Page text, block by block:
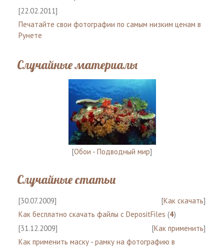
[22.02.2011]
Печатайте свои фотографии по самым низким ценам в
Рунете
Случайные материалы
[Обои - Подводный мир]
Случайные статьи
[30.07.2009] [Как скачать]
Как бесплатно скачать файлы с DepositFiles (4)
[31.12.2009]
[Как применить]
Как применить маску - рамку на фотографию в